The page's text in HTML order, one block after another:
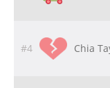
#4 Chia